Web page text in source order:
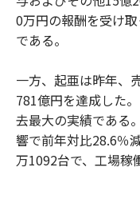
0万円の報酬を受け
である。
一方、起亜は昨年、
781億円を達成した
去最大の実績である
響で前年対比28.6％
万1092台で、工場稼